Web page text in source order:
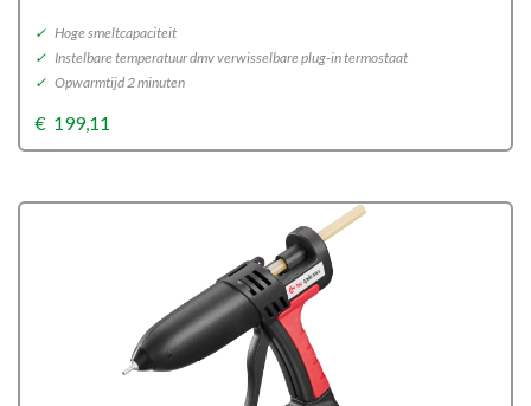
✓ Hoge smeltcapaciteit
✓ Instelbare temperatuur dmv verwisselbare plug-in termostaat
✓ Opwarmtijd 2 minuten
€ 199,11